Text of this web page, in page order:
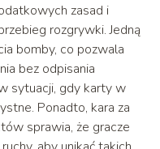
zasad i
rozgrywki. Jedną
bomby, co pozwala
bez odpisania
sytuacji, gdy karty w
Ponadto, kara za
sprawia, że gracze